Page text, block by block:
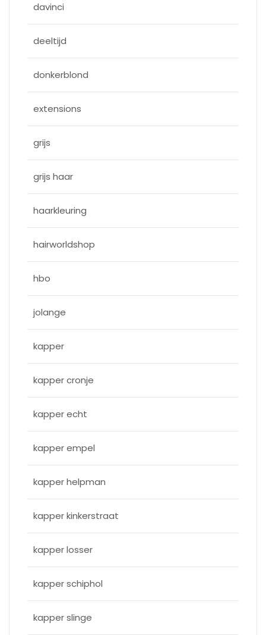
davinci
deeltijd
donkerblond
extensions
grijs
grijs haar
haarkleuring
hairworldshop
hbo
jolange
kapper
kapper cronje
kapper echt
kapper empel
kapper helpman
kapper kinkerstraat
kapper losser
kapper schiphol
kapper slinge